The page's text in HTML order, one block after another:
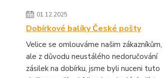
01.12.2025
Dobírkové balíky České pošty
Velice se omlouváme našim zákazníkům,
ale z důvodu neustálého nedoručování
zásilek na dobírku, jsme byli nuceni tuto